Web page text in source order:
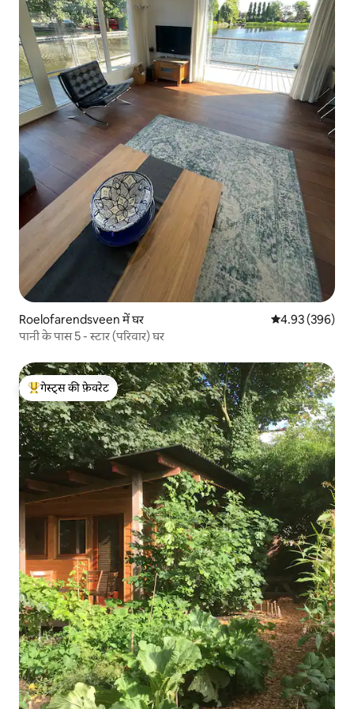
Roelofarendsveen में घर औसत रेटिंग 5 में से
4.93 (396)
पानी के पास 5 - स्टार (परिवार) घर
गेस्ट्स का टॉप फ़ेवरेट
गेस्ट्स की फ़ेवरेट